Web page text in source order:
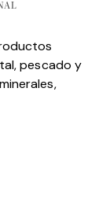
pescado y